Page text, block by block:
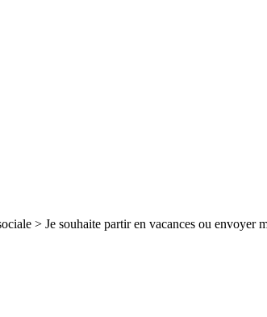
> Je souhaite partir en vacances ou envoyer